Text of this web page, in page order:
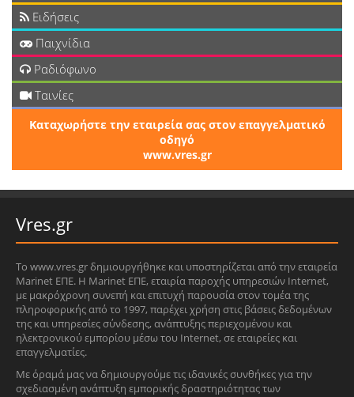
Ειδήσεις
Παιχνίδια
Ραδιόφωνο
Ταινίες
Καταχωρήστε την εταιρεία σας στον επαγγελματικό
οδηγό
www.vres.gr
Vres.gr
Το www.vres.gr δημιουργήθηκε και υποστηρίζεται από την εταιρεία
Marinet ΕΠΕ. Η Marinet ΕΠΕ, εταιρία παροχής υπηρεσιών Internet,
με μακρόχρονη συνεπή και επιτυχή παρουσία στον τομέα της
πληροφορικής από το 1997, παρέχει χρήση στις βάσεις δεδομένων
της και υπηρεσίες σύνδεσης, ανάπτυξης περιεχομένου και
ηλεκτρονικού εμπορίου μέσω του Internet, σε εταιρείες και
επαγγελματίες.
Με όραμά μας να δημιουργούμε τις ιδανικές συνθήκες για την
σχεδιασμένη ανάπτυξη εμπορικής δραστηριότητας των